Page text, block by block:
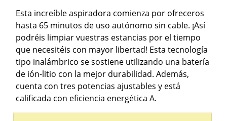
Esta increíble aspiradora comienza por ofreceros
hasta 65 minutos de uso autónomo sin cable. ¡Así
podréis limpiar vuestras estancias por el tiempo
que necesitéis con mayor libertad! Esta tecnología
tipo inalámbrico se sostiene utilizando una batería
de ión-litio con la mejor durabilidad. Además,
cuenta con tres potencias ajustables y está
calificada con eficiencia energética A.